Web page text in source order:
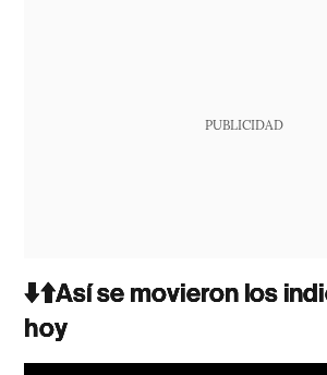
PUBLICIDAD
⬇️⬆️Así se movieron los
hoy